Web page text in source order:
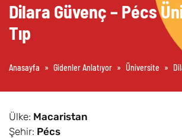
Dilara Güvenç – Pécs
Tıp
Anasayfa » Gidenler Anlatıyor » Üniversite »
Ülke: Macaristan
Şehir: Pécs